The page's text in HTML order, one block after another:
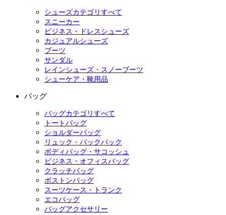
シューズカテゴリすべて
スニーカー
ビジネス・ドレスシューズ
カジュアルシューズ
ブーツ
サンダル
レインシューズ・スノーブーツ
シューケア・靴用品
バッグ
バッグカテゴリすべて
トートバッグ
ショルダーバッグ
リュック・バックパック
ボディバッグ・サコッシュ
ビジネス・オフィスバッグ
クラッチバッグ
ボストンバッグ
スーツケース・トランク
エコバッグ
バッグアクセサリー